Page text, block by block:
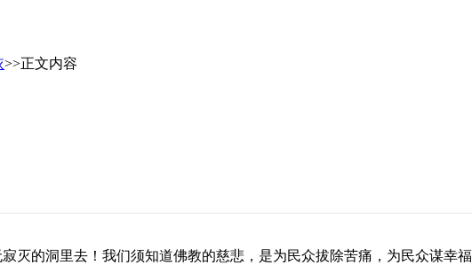
>>正文内容
的洞里去！我们须知道佛教的慈悲，是为民众拔除苦痛，为民众谋幸